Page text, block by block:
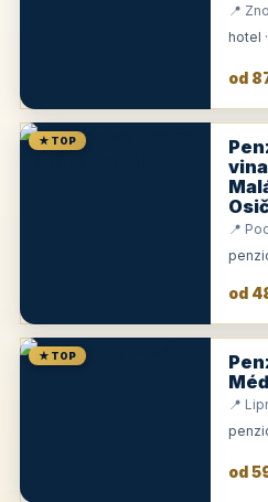
📍
hotel
od
★ TOP
📍
od
★ TOP
📍
od